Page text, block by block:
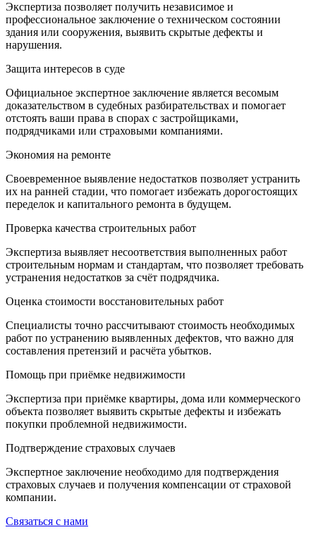
Экспертиза позволяет получить независимое и
профессиональное заключение о техническом состоянии
здания или сооружения, выявить скрытые дефекты и
нарушения.
Защита интересов в суде
Официальное экспертное заключение является весомым
доказательством в судебных разбирательствах и помогает
отстоять ваши права в спорах с застройщиками,
подрядчиками или страховыми компаниями.
Экономия на ремонте
Своевременное выявление недостатков позволяет устранить
их на ранней стадии, что помогает избежать дорогостоящих
переделок и капитального ремонта в будущем.
Проверка качества строительных работ
Экспертиза выявляет несоответствия выполненных работ
строительным нормам и стандартам, что позволяет требовать
устранения недостатков за счёт подрядчика.
Оценка стоимости восстановительных работ
Специалисты точно рассчитывают стоимость необходимых
работ по устранению выявленных дефектов, что важно для
составления претензий и расчёта убытков.
Помощь при приёмке недвижимости
Экспертиза при приёмке квартиры, дома или коммерческого
объекта позволяет выявить скрытые дефекты и избежать
покупки проблемной недвижимости.
Подтверждение страховых случаев
Экспертное заключение необходимо для подтверждения
страховых случаев и получения компенсации от страховой
компании.
Связаться с нами